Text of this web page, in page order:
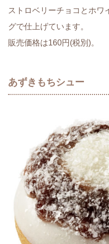
ストロベリーチョコとホワ
グで仕上げています。
販売価格は160円(税別)。
あずきもちシュー